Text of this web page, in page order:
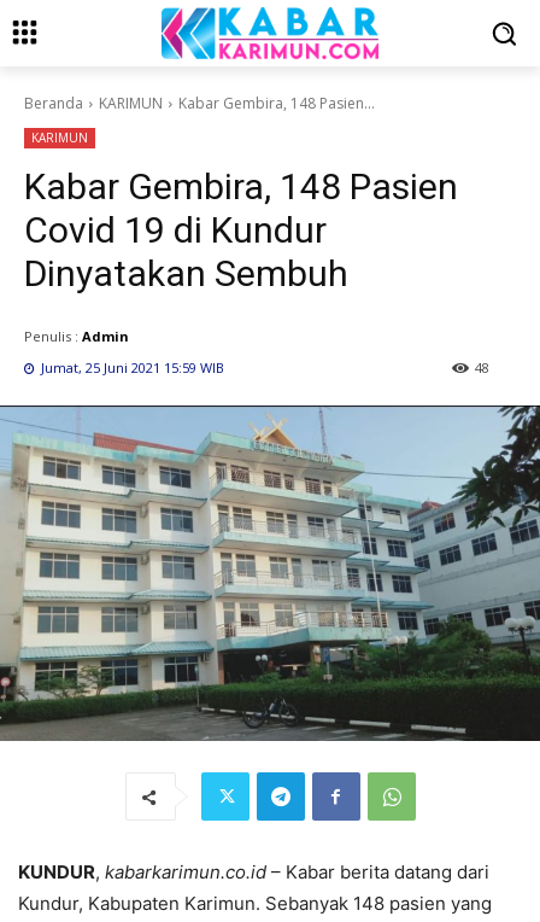
Beranda KARIMUN Kabar Gembira, 148 Pasien...
KARIMUN
Kabar Gembira, 148 Pasien
Covid 19 di Kundur
Dinyatakan Sembuh
Penulis : Admin
Jumat, 25 Juni 2021 15:59 WIB
48
KUNDUR, kabarkarimun.co.id – Kabar berita datang dari
Kundur, Kabupaten Karimun. Sebanyak 148 pasien yang